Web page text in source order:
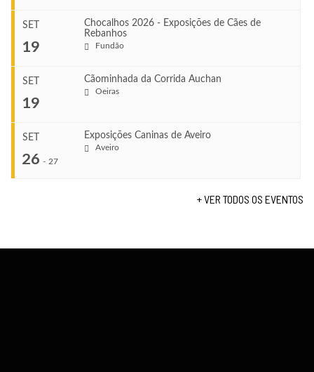
Ago 22, 2026
Ago 23, 2026
VENUE
Set 11, 2026
Set 12, 2026
VENUE
SET
19
Chocalhos 2026 - Exposições de Cães de
Rebanhos
Fundão
Set 19, 2026
SET
19
Cãominhada da Corrida Auchan
Oeiras
SET
26 - 27
Exposições Caninas de Aveiro
Aveiro
+ VER TODOS OS EVENTOS